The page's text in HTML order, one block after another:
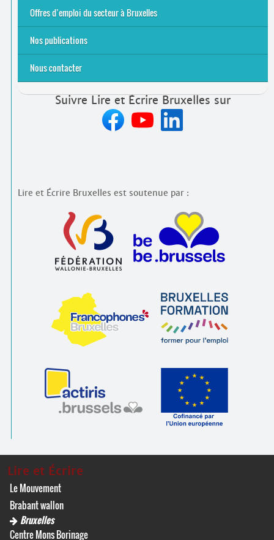
2021
2024
2025
Offres d’emploi du secteur à Bruxelles
Emplois rémunérés
Bénévolat
Candidature spontanée à Lire et Écrire Bruxelles
Nos publications
Nous contacter
Suivre Lire et Écrire Bruxelles sur
Lire et Écrire Bruxelles est soutenue par :
Lire et Écrire
Le Mouvement
Brabant wallon
Bruxelles
Centre Mons Borinage